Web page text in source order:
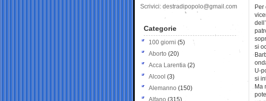
si
U-
si
Ma
Scrivici: destradipopolo@gmail.com
Categorie
100 giorni (5)
Aborto (20)
Acca Larentia (2)
Alcool (3)
Alemanno (150)
Alfano (315)